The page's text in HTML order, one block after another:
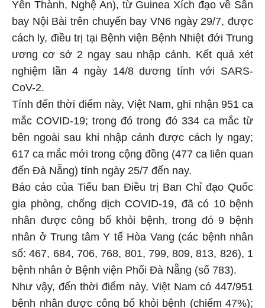
Yên Thành, Nghệ An), từ Guinea Xích đạo về Sân
bay Nội Bài trên chuyến bay VN6 ngày 29/7, được
cách ly, điều trị tại Bệnh viện Bệnh Nhiệt đới Trung
ương cơ sở 2 ngay sau nhập cảnh. Kết quả xét
nghiệm lần 4 ngày 14/8 dương tính với SARS-
CoV-2.
Tính đến thời điểm này, Việt Nam, ghi nhận 951 ca
mắc COVID-19; trong đó trong đó 334 ca mắc từ
bên ngoài sau khi nhập cảnh được cách ly ngay;
617 ca mắc mới trong cộng đồng (477 ca liên quan
đến Đà Nẵng) tính ngày 25/7 đến nay.
Báo cáo của Tiểu ban Điều trị Ban Chỉ đạo Quốc
gia phòng, chống dịch COVID-19, đã có 10 bệnh
nhân được công bố khỏi bệnh, trong đó 9 bệnh
nhân ở Trung tâm Y tế Hòa Vang (các bệnh nhân
số: 467, 684, 706, 768, 801, 799, 809, 813, 826), 1
bệnh nhân ở Bệnh viện Phổi Đà Nẵng (số 783).
Như vậy, đến thời điểm này, Việt Nam có 447/951
bệnh nhân được công bố khỏi bệnh (chiếm 47%);